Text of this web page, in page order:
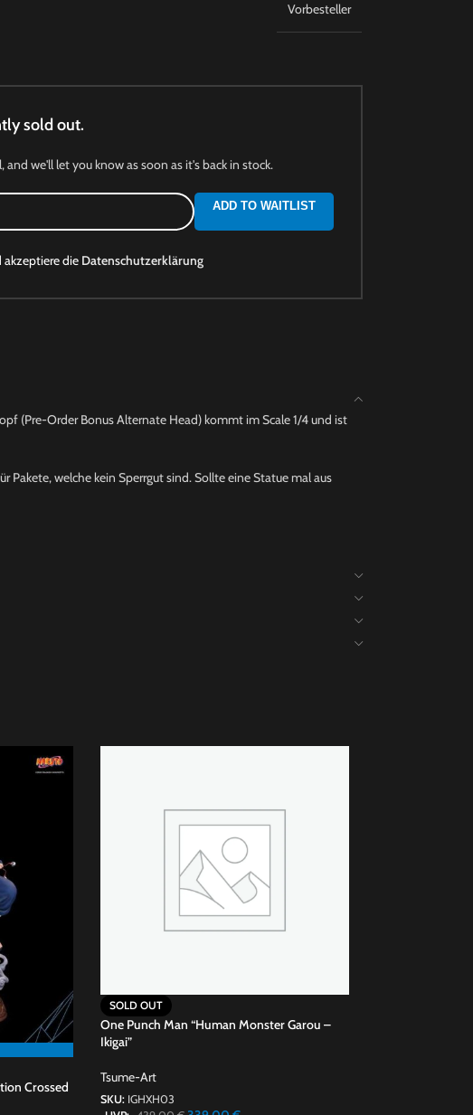
Vorbesteller
sold out.
and we'll let you know as soon as it's back in stock.
ADD TO WAITLIST
akzeptiere die Datenschutzerklärung
(Pre-Order Bonus Alternate Head) kommt im Scale 1/4 und ist
welche kein Sperrgut sind. Sollte eine Statue mal aus
Crossed
SOLD OUT
One Punch Man “Human Monster Garou –
Ikigai”
Tsume-Art
SKU: IGHXH03